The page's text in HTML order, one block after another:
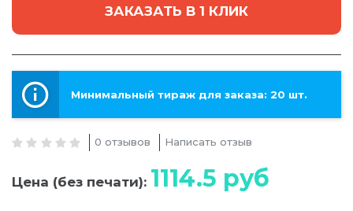
ЗАКАЗАТЬ В 1 КЛИК
Минимальный тираж для заказа: 20 шт.
0 отзывов Написать отзыв
Цена (без печати): 1114.5 руб